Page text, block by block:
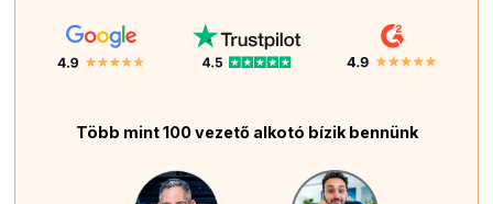
Több mint 100 vezető alkotó bízik bennünk